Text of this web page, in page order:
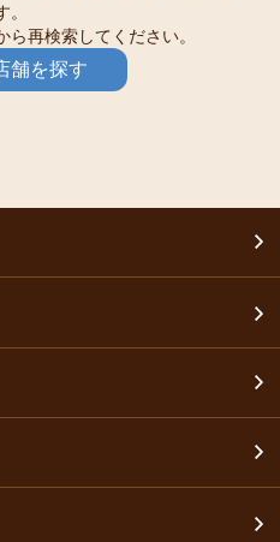
。
再検索してください。
舗を探す